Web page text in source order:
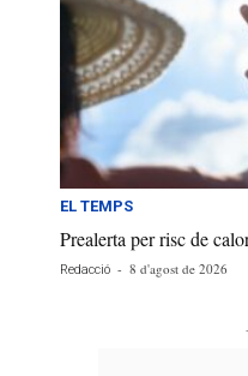
EL TEMPS
Prealerta per risc de
Redacció - 8 d'agost de 2026